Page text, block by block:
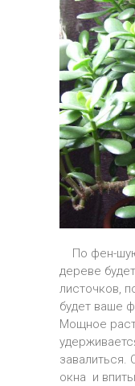
По фен-
дереве
листочков,
будет ваше
Мощное
завалиться.
окна и